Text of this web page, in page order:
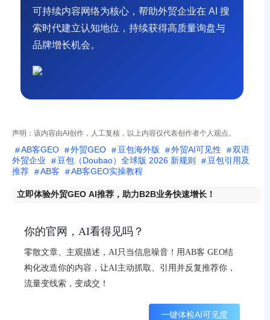
可持续内容网络为核心，帮助外贸企业在 AI 搜
索时代建立认知地位，持续获得高质量询盘与
品牌增长机会。
声明：该内容由AI创作，人工复核，以上内容仅代表创作者个人观点。
AB客GEO 外贸GEO 豆包海外版 外贸AI可见性
双语
外贸企业
豆包（Doubao）全球版 2026 新规则
豆包引用及
推荐
AB客 AB客GEO实操教程
立即体验外贸GEO AI推荐，助力B2B业务快速增长！
你的官网，AI看得见吗？
零散文章、主观描述，AI只当信息噪音！用AB客 GEO结
构化改造你的内容，让AI主动抓取、引用并反复推荐你，
流量变线索，变成交！
一键体检AI可见度